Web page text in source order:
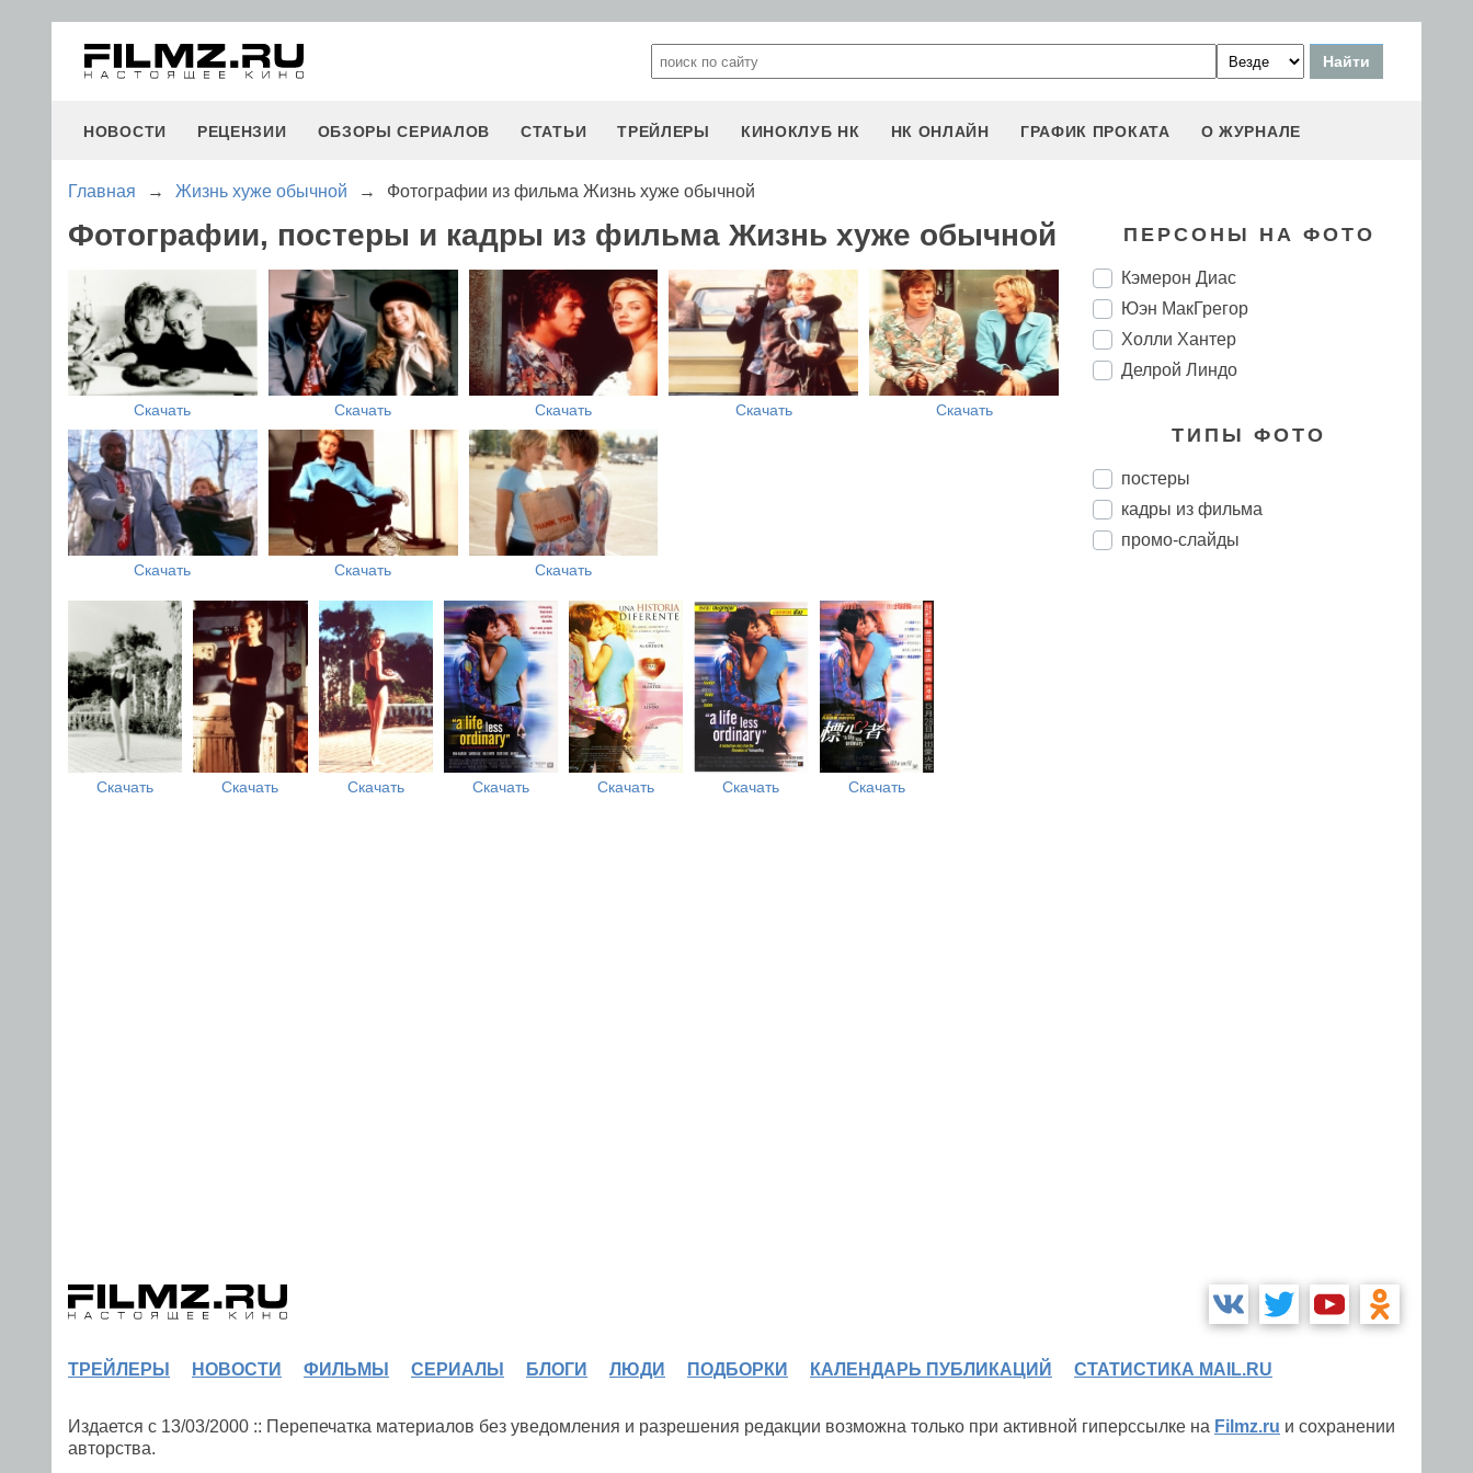
НОВОСТИ РЕЦЕНЗИИ ОБЗОРЫ СЕРИАЛОВ СТАТЬИ ТРЕЙЛЕРЫ КИНОКЛУБ НК НК ОНЛАЙН ГРАФИК ПРОКАТА О ЖУРНАЛЕ
Главная → Жизнь хуже обычной → Фотографии из фильма Жизнь хуже обычной
Фотографии, постеры и кадры из фильма Жизнь хуже обычной
Скачать Скачать Скачать Скачать Скачать
Скачать Скачать Скачать
Скачать Скачать Скачать Скачать Скачать Скачать Скачать
ПЕРСОНЫ НА ФОТО
Кэмерон Диас
Юэн МакГрегор
Холли Хантер
Делрой Линдо
ТИПЫ ФОТО
постеры
кадры из фильма
промо-слайды
ТРЕЙЛЕРЫ НОВОСТИ ФИЛЬМЫ СЕРИАЛЫ БЛОГИ ЛЮДИ ПОДБОРКИ КАЛЕНДАРЬ ПУБЛИКАЦИЙ СТАТИСТИКА MAIL.RU
Издается с 13/03/2000 :: Перепечатка материалов без уведомления и разрешения редакции возможна только при активной гиперссылке на Filmz.ru и сохранении
авторства.